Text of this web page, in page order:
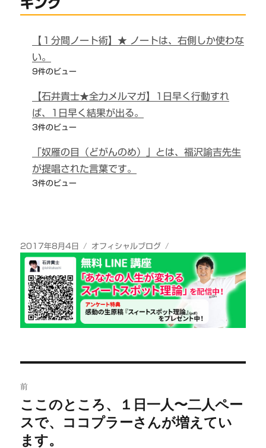
キング
【１分間ノート術】★ ノートは、右側しか使わな
い。
9件のビュー
【石井貴士★全力メルマガ】1日早く行動すれ
ば、1日早く結果が出る。
3件のビュー
「奴雁の目（どがんのめ）」とは、福沢諭吉先生
が提唱された言葉です。
3件のビュー
投
稿
2017年8月4日
カ
テ
ゴ
リ
ー
オフィシャルブログ
稿
ナ
前
前
の
投
ここのところ、１日一人〜二人ペー
スで、ココプラーさんが増えてい
ます。